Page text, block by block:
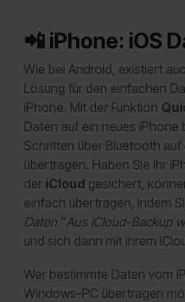
📲iPhone: iOS
Wie bei Android, existiert
Lösung für den einfachen
iPhone. Mit der Funktion
Daten auf ein neues iPhone
Schritten über Bluetooth
übertragen. Haben Sie ihr
der iCloud gesichert,
einfach übertragen, indem
Daten "Aus iCloud-Backup
und sich dann mit ihrem
Wer bestimmte Daten vom
Windows-PC übertragen